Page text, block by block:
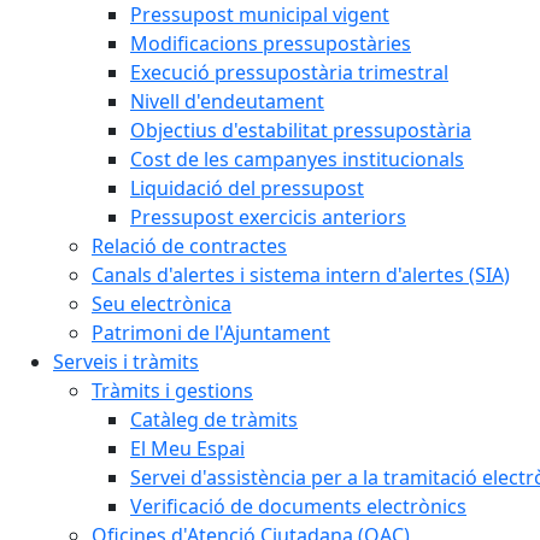
Pressupost municipal vigent
Modificacions pressupostàries
Execució pressupostària trimestral
Nivell d'endeutament
Objectius d'estabilitat pressupostària
Cost de les campanyes institucionals
Liquidació del pressupost
Pressupost exercicis anteriors
Relació de contractes
Canals d'alertes i sistema intern d'alertes (SIA)
Seu electrònica
Patrimoni de l'Ajuntament
Serveis i tràmits
Tràmits i gestions
Catàleg de tràmits
El Meu Espai
Servei d'assistència per a la tramitació
Verificació de documents electrònics